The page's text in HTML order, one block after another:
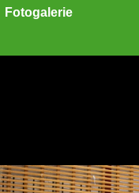
Fotogalerie
FACEBOOK